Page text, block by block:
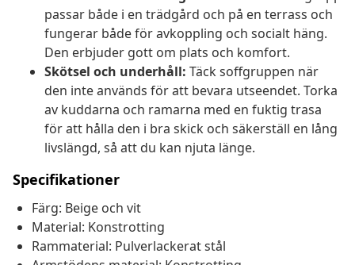
passar både i en trädgård och på en terrass och
fungerar både för avkoppling och socialt häng.
Den erbjuder gott om plats och komfort.
Skötsel och underhåll: Täck soffgruppen när
den inte används för att bevara utseendet. Torka
av kuddarna och ramarna med en fuktig trasa
för att hålla den i bra skick och säkerställ en lång
livslängd, så att du kan njuta länge.
Specifikationer
Färg: Beige och vit
Material: Konstrotting
Rammaterial: Pulverlackerat stål